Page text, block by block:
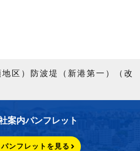
区）防波堤（新港第一）（改
案内パンフレット
パンフレットを見る